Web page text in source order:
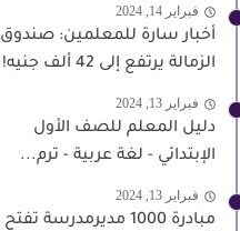
فبراير 14, 2024
أخبار سارة للمعلمين: صندوق
الزمالة يرتفع إلى 42 ألف جنيه!
فبراير 13, 2024
دليل المعلم للصف الأول
الإبتدائي - لغة عربية - ترم...
فبراير 13, 2024
مبادرة 1000 مديرمدرسة تفتح